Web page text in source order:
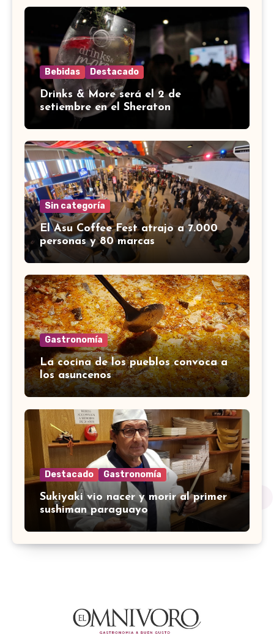
Bebidas Destacado
Drinks & More será el 2 de
setiembre en el Sheraton
Sin categoría
El Asu Coffee Fest atrajo a 7.000
personas y 80 marcas
Gastronomía
La cocina de los pueblos convoca a
los asuncenos
Destacado Gastronomía
Sukiyaki vio nacer y morir al primer
sushiman paraguayo